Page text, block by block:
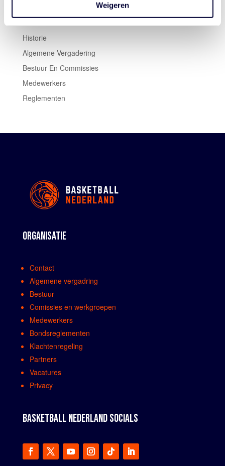
Weigeren
Historie
Algemene Vergadering
Bestuur En Commissies
Medewerkers
Reglementen
ORGANISATIE
Contact
Algemene vergadring
Bestuur
Comissies en werkgroepen
Medewerkers
Bondsreglementen
Klachtenregeling
Partners
Vacatures
Privacy
BASKETBALL NEDERLAND SOCIALS